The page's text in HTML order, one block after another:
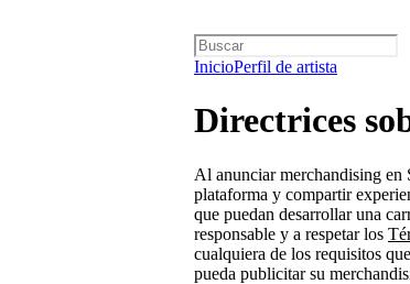
InicioPerfil de artista
Directrices
Al anunciar merchandising en
plataforma y compartir
que puedan desarrollar una
responsable y a respetar los
cualquiera de los requisitos
pueda publicitar su